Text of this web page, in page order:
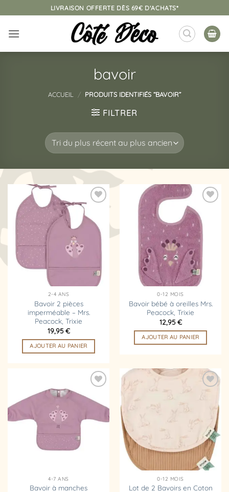
au
contenu
LIVRAISON OFFERTE DÈS 69€ D'ACHATS*
bavoir
ACCUEIL / PRODUITS IDENTIFIÉS “BAVOIR”
FILTRER
Ajouter
à la
liste
d’envies
2-4 ANS
Bavoir 2 pièces
imperméable – Mrs.
Peacock, Trixie
19,95€
AJOUTER AU PANIER
Ajouter
à la
liste
d’envies
0-12 MOIS
Bavoir bébé à oreilles Mrs.
Peacock, Trixie
12,95€
AJOUTER AU PANIER
Ajouter
à la
4-7 ANS
Bavoir à manches
à la
0-12 MOIS
Lot de 2 Bavoirs en Coton